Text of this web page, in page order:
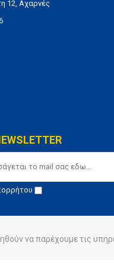
12, Αχαρνές
Χρήσης Πολιτική
να παρέχουμε τις